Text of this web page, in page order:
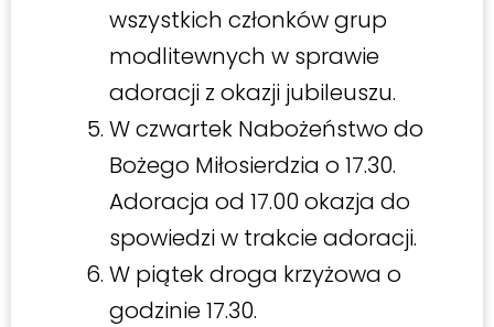
wszystkich członków grup
modlitewnych w sprawie
adoracji z okazji jubileuszu.
W czwartek Nabożeństwo do
Bożego Miłosierdzia o 17.30.
Adoracja od 17.00 okazja do
spowiedzi w trakcie adoracji.
W piątek droga krzyżowa o
godzinie 17.30.